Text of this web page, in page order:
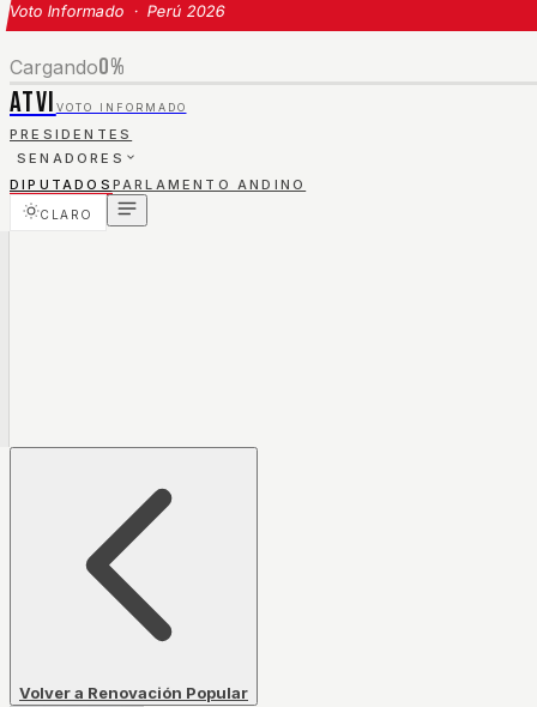
Voto Informado · Perú 2026
Cargando0%
ATVI VOTO INFORMADO
PRESIDENTES
SENADORES
DIPUTADOS PARLAMENTO ANDINO
CLARO
Volver a Renovación Popular